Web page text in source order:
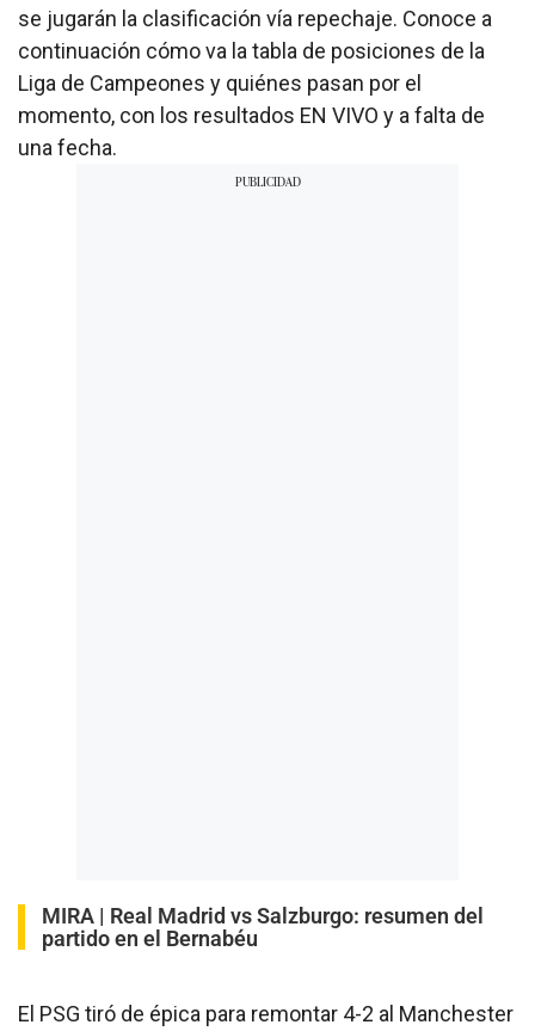
se jugarán la clasificación vía repechaje. Conoce a
continuación cómo va la tabla de posiciones de la
Liga de Campeones y quiénes pasan por el
momento, con los resultados EN VIVO y a falta de
una fecha.
MIRA | Real Madrid vs Salzburgo: resumen del
partido en el Bernabéu
El PSG tiró de épica para remontar 4-2 al Manchester